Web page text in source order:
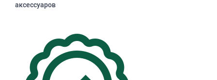
аксессуаров